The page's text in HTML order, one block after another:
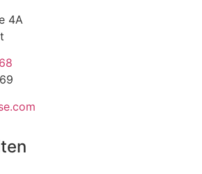
4A